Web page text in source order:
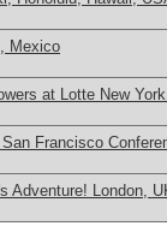
Mexico
at Lotte New
Francisco
Adventure! London,